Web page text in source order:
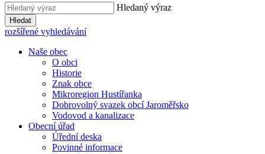
Hledaný výraz
Hledat
rozšířené vyhledávání
Naše obec
O obci
Historie
Znak obce
Mikroregion Hustířanka
Dobrovolný svazek obcí Jaroměřsko
Vodovod a kanalizace
Obecní úřad
Úřední deska
Povinné informace